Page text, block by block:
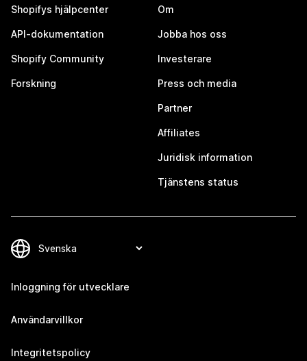
Shopifys hjälpcenter
API-dokumentation
Shopify Community
Forskning
Om
Jobba hos oss
Investerare
Press och media
Partner
Affiliates
Juridisk information
Tjänstens status
Inloggning för utvecklare
Användarvillkor
Integritetspolicy